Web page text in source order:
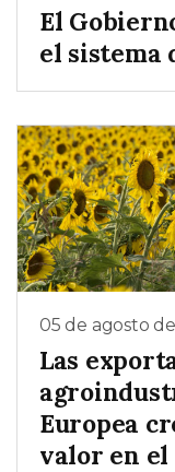
El
el sistema
05 de agosto
Las
Europea
valor en